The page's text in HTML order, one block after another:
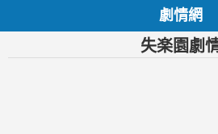
劇情網
失楽園劇